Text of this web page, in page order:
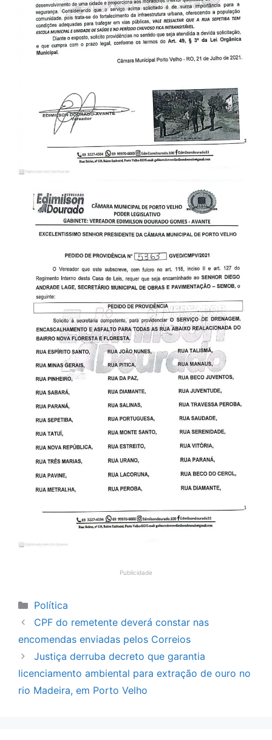
Publicidade
Categorias
Política
CPF do remetente deverá constar nas
encomendas enviadas pelos Correios
Justiça derruba decreto que garantia
licenciamento ambiental para extração de ouro no
rio Madeira, em Porto Velho